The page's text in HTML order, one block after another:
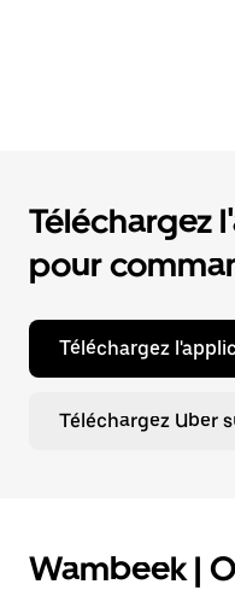
Téléchargez
pour
Téléchargez
Téléchargez Uber
Wambeek |